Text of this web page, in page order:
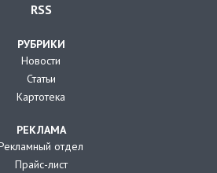
RSS
РУБРИКИ
Новости
Статьи
Картотека
РЕКЛАМА
отдел
Прайс-лист